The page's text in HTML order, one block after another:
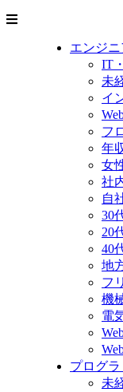
エンジ
IT
未
イ
フ
年
女
社
自
30
20
40
地
フ
機
電
プログ
未